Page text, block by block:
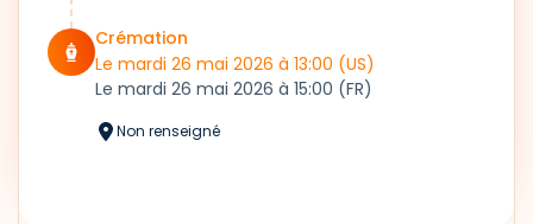
Crémation
Le mardi 26 mai 2026 à 13:00 (US)
Le mardi 26 mai 2026 à 15:00 (FR)
Non renseigné